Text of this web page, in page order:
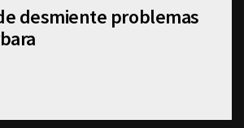
desmiente problemas